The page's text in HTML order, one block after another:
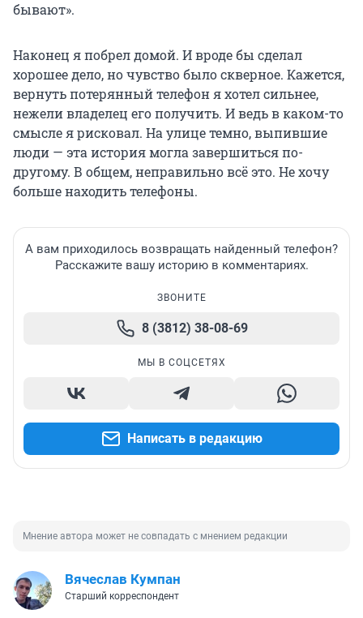
бывают».
Наконец я побрел домой. И вроде бы сделал
хорошее дело, но чувство было скверное. Кажется,
вернуть потерянный телефон я хотел сильнее,
нежели владелец его получить. И ведь в каком-то
смысле я рисковал. На улице темно, выпившие
люди — эта история могла завершиться по-
другому. В общем, неправильно всё это. Не хочу
больше находить телефоны.
А вам приходилось возвращать найденный телефон?
Расскажите вашу историю в комментариях.
ЗВОНИТЕ
8 (3812) 38-08-69
МЫ В СОЦСЕТЯХ
Написать в редакцию
Мнение автора может не совпадать с мнением редакции
Вячеслав Кумпан
Старший корреспондент